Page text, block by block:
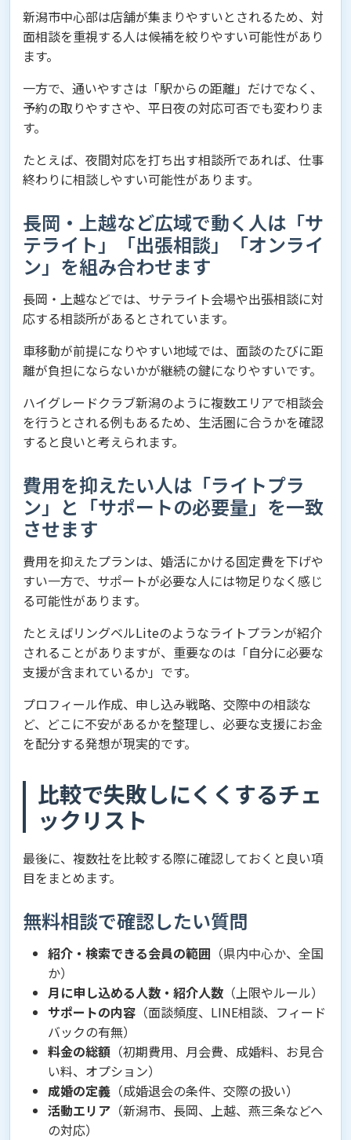
新潟市中心部は店舗が集まりやすいとされるため、対
面相談を重視する人は候補を絞りやすい可能性があり
ます。
一方で、通いやすさは「駅からの距離」だけでなく、
予約の取りやすさや、平日夜の対応可否でも変わりま
す。
たとえば、夜間対応を打ち出す相談所であれば、仕事
終わりに相談しやすい可能性があります。
長岡・上越など広域で動く人は「サ
テライト」「出張相談」「オンライ
ン」を組み合わせます
長岡・上越などでは、サテライト会場や出張相談に対
応する相談所があるとされています。
車移動が前提になりやすい地域では、面談のたびに距
離が負担にならないかが継続の鍵になりやすいです。
ハイグレードクラブ新潟のように複数エリアで相談会
を行うとされる例もあるため、生活圏に合うかを確認
すると良いと考えられます。
費用を抑えたい人は「ライトプラ
ン」と「サポートの必要量」を一致
させます
費用を抑えたプランは、婚活にかける固定費を下げや
すい一方で、サポートが必要な人には物足りなく感じ
る可能性があります。
たとえばリングベルLiteのようなライトプランが紹介
されることがありますが、重要なのは「自分に必要な
支援が含まれているか」です。
プロフィール作成、申し込み戦略、交際中の相談な
ど、どこに不安があるかを整理し、必要な支援にお金
を配分する発想が現実的です。
比較で失敗しにくくするチェ
ックリスト
最後に、複数社を比較する際に確認しておくと良い項
目をまとめます。
無料相談で確認したい質問
紹介・検索できる会員の範囲 （県内中心か、全国
か）
月に申し込める人数・紹介人数 （上限やルール）
サポートの内容 （面談頻度、LINE相談、フィード
バックの有無）
料金の総額 （初期費用、月会費、成婚料、お見合
い料、オプション）
成婚の定義 （成婚退会の条件、交際の扱い）
活動エリア （新潟市、長岡、上越、燕三条などへ
の対応）